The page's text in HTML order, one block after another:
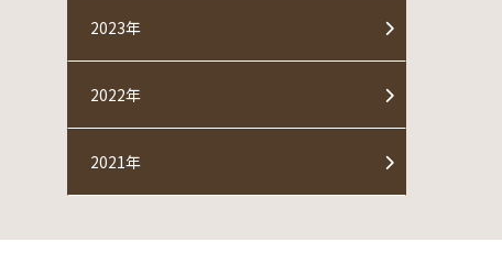
2023年
2022年
2021年